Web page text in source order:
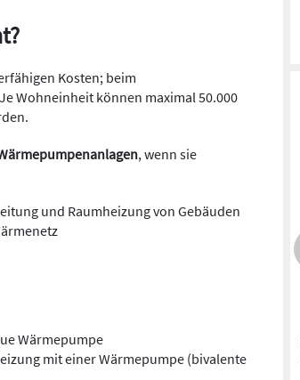
Kosten; beim
Wohneinheit können maximal 50.000
, wenn sie
und Raumheizung von Gebäuden
Wärmepumpe
mit einer Wärmepumpe (bivalente